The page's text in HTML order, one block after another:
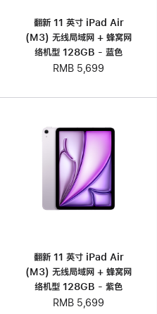
翻新 11 英寸 iPad Air
(M3) 无线局域网 + 蜂窝网
络机型 128GB - 蓝色
RMB 5,699
翻新 11 英寸 iPad Air
(M3) 无线局域网 + 蜂窝网
络机型 128GB - 紫色
RMB 5,699